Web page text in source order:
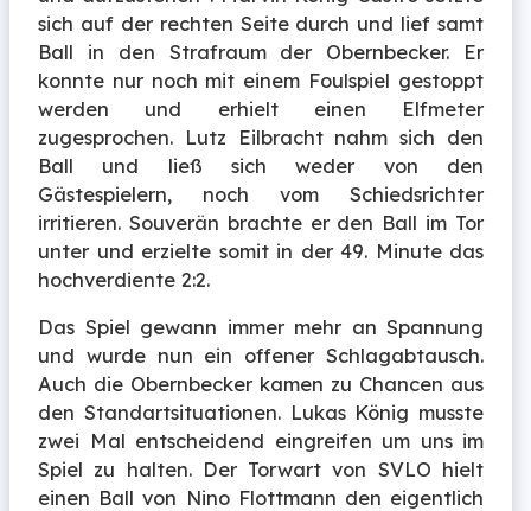
sich auf der rechten Seite durch und lief samt
Ball in den Strafraum der Obernbecker. Er
konnte nur noch mit einem Foulspiel gestoppt
werden und erhielt einen Elfmeter
zugesprochen. Lutz Eilbracht nahm sich den
Ball und ließ sich weder von den
Gästespielern, noch vom Schiedsrichter
irritieren. Souverän brachte er den Ball im Tor
unter und erzielte somit in der 49. Minute das
hochverdiente 2:2.
Das Spiel gewann immer mehr an Spannung
und wurde nun ein offener Schlagabtausch.
Auch die Obernbecker kamen zu Chancen aus
den Standartsituationen. Lukas König musste
zwei Mal entscheidend eingreifen um uns im
Spiel zu halten. Der Torwart von SVLO hielt
einen Ball von Nino Flottmann den eigentlich